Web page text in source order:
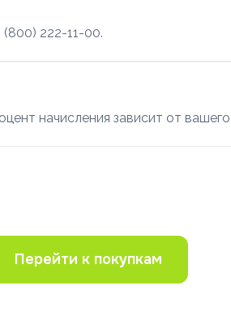
222-11-00.
начисления зависит от
Перейти к покупкам